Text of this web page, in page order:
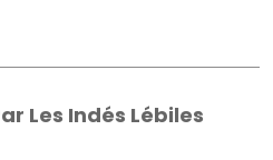
Les Indés Lébiles